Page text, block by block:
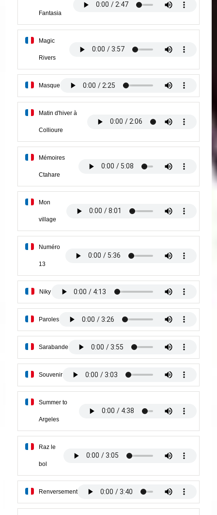
Fantasia
Magic
Rivers
Masque
Matin d'hiver à
Collioure
Mémoires
Ctahare
Mon
village
Numéro
13
Niky
Paroles
Sarabande
Souvenir
Summer to
Argeles
Raz le
bol
Renversement